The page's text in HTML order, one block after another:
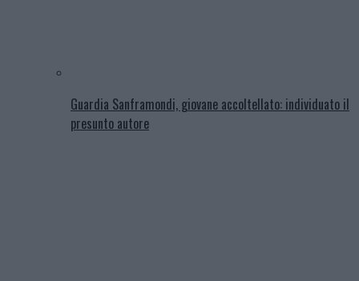
Guardia Sanframondi, giovane accoltellato: individuato il
presunto autore